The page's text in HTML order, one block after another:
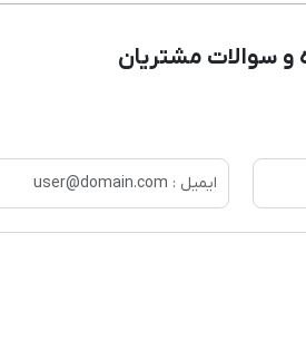
و سوالات مشتریان